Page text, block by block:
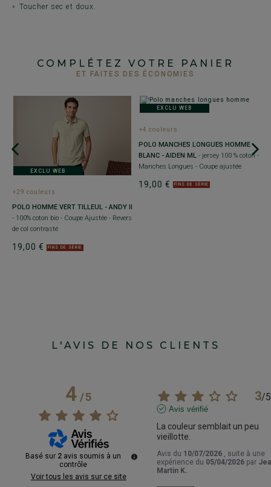
Toucher sec et doux.
COMPLÉTEZ VOTRE PANIER
ET FAITES DES ÉCONOMIES
EXCLU WEB
+29 couleurs
POLO HOMME VERT TILLEUL - ANDY II
- 100% coton bio - Coupe Ajustée - Revers
de col contrasté
19,00 € FINS DE SÉRIE
EXCLU WEB
+4 couleurs
POLO MANCHES LONGUES HOMME
BLANC - AIDEN ML - jersey 100 % coton -
Manches Longues - Coupe ajustée
19,00 € FINS DE SÉRIE
L'AVIS DE NOS CLIENTS
4/5
Basé sur 2 avis soumis à un
contrôle
Voir tous les avis sur ce site
3/5
Avis vérifié
La couleur semblait un peu
vieillotte.
Avis du 10/07/2026
, suite à une
expérience du 05/04/2026 par
Martin K.